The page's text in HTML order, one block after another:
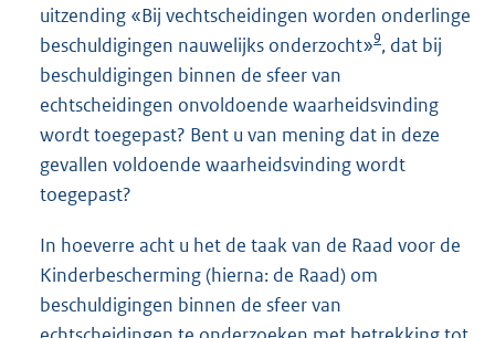
uitzending «Bij vechtscheidingen worden onderlinge
beschuldigingen nauwelijks onderzocht»9, dat bij
beschuldigingen binnen de sfeer van
echtscheidingen onvoldoende waarheidsvinding
wordt toegepast? Bent u van mening dat in deze
gevallen voldoende waarheidsvinding wordt
toegepast?
In hoeverre acht u het de taak van de Raad voor de
Kinderbescherming (hierna: de Raad) om
beschuldigingen binnen de sfeer van